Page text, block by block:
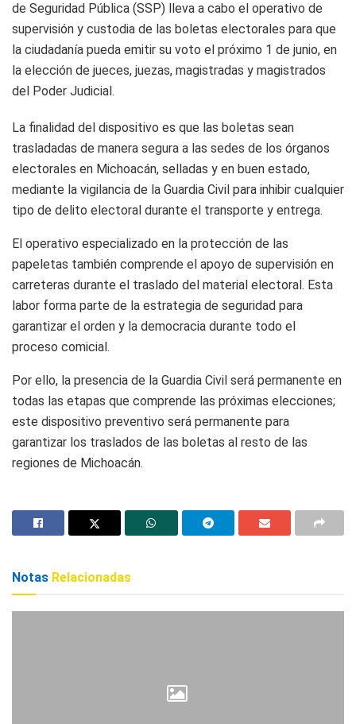
de Seguridad Pública (SSP) lleva a cabo el operativo de
supervisión y custodia de las boletas electorales para que
la ciudadanía pueda emitir su voto el próximo 1 de junio, en
la elección de jueces, juezas, magistradas y magistrados
del Poder Judicial.
La finalidad del dispositivo es que las boletas sean
trasladadas de manera segura a las sedes de los órganos
electorales en Michoacán, selladas y en buen estado,
mediante la vigilancia de la Guardia Civil para inhibir cualquier
tipo de delito electoral durante el transporte y entrega.
El operativo especializado en la protección de las
papeletas también comprende el apoyo de supervisión en
carreteras durante el traslado del material electoral. Esta
labor forma parte de la estrategia de seguridad para
garantizar el orden y la democracia durante todo el
proceso comicial.
Por ello, la presencia de la Guardia Civil será permanente en
todas las etapas que comprende las próximas elecciones;
este dispositivo preventivo será permanente para
garantizar los traslados de las boletas al resto de las
regiones de Michoacán.
Notas Relacionadas